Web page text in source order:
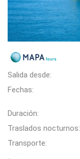
Salida desde:
Fechas:
Duración:
Traslados nocturnos:
Transporte: